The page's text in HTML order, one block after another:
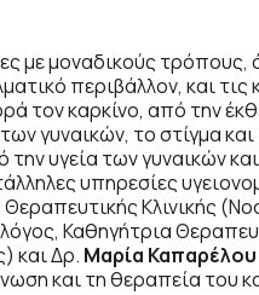
με μοναδικούς
περιβάλλον, και
τον καρκίνο, από την
γυναικών, το στίγμα
υγεία των γυναικών
υπηρεσίες
Κλινικής
Καθηγήτρια
και Δρ. Μαρία Καπαρέλου
και τη θεραπεία του